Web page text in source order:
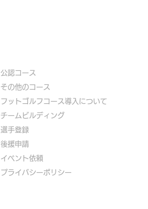
公認コース
​その他のコース
​ フットゴルフコース導入について
​チームビルディング
選手登録​
​後援申請
​イベント依頼
プライバシーポリシー